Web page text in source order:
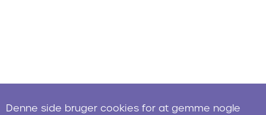
Denne side bruger cookies for at gemme nogle